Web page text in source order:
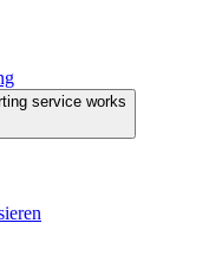
service works